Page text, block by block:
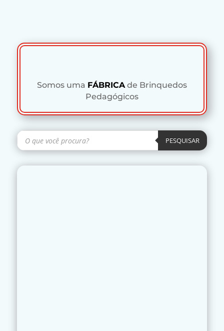
Somos uma FÁBRICAde Brinquedos
Pedagógicos
Pesquisar
produtos PESQUISAR